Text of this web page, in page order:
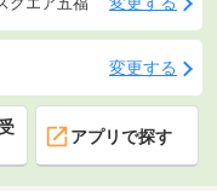
変更する
アプリで探す